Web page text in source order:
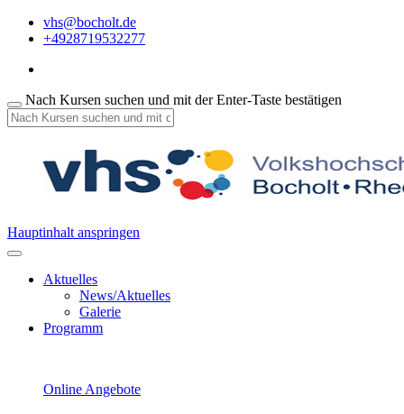
vhs@bocholt.de
+4928719532277
Nach Kursen suchen und mit der Enter-Taste bestätigen
Hauptinhalt anspringen
Aktuelles
News/Aktuelles
Galerie
Programm
Online Angebote